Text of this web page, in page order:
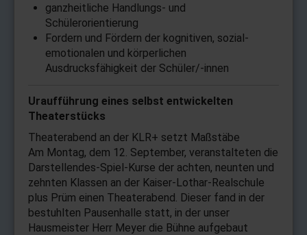
ganzheitliche Handlungs- und
Schülerorientierung
Fordern und Fördern der kognitiven, sozial-
emotionalen und körperlichen
Ausdrucksfähigkeit der Schüler/-innen
Uraufführung eines selbst entwickelten
Theaterstücks
Theaterabend an der KLR+ setzt Maßstäbe
Am Montag, dem 12. September, veranstalteten die
Darstellendes-Spiel-Kurse der achten, neunten und
zehnten Klassen an der Kaiser-Lothar-Realschule
plus Prüm einen Theaterabend. Dieser fand in der
bestuhlten Pausenhalle statt, in der unser
Hausmeister Herr Meyer die Bühne aufgebaut